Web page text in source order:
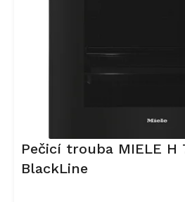
Pečicí trouba MIELE H
BlackLine